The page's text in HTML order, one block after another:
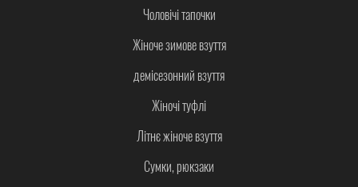
Чоловічі тапочки
Жіноче зимове взуття
демісезонний взуття
Жіночі туфлі
Літнє жіноче взуття
Сумки, рюкзаки